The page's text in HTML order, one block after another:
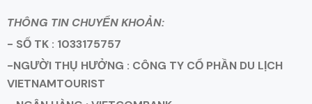
THÔNG TIN CHUYỂN KHOẢN:
- SỐ TK : 1033175757
-NGƯỜI THỤ HƯỞNG : CÔNG TY CỔ PHẦN DU LỊCH
VIETNAMTOURIST